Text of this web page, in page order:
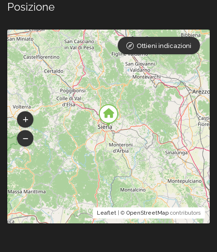
Posizione
Leaflet | © OpenStreetMap contributors
Ottieni indicazioni